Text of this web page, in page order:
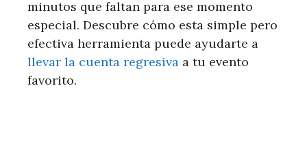
minutos que faltan para ese momento
especial. Descubre cómo esta simple pero
efectiva herramienta puede ayudarte a
llevar la cuenta regresiva a tu evento
favorito.